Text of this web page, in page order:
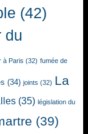
(42)
du
à Paris (32) fumée de
(34) joints (32) La
(35) législation du
(39)